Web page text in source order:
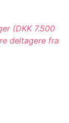
(DKK 7.500
deltagere fra